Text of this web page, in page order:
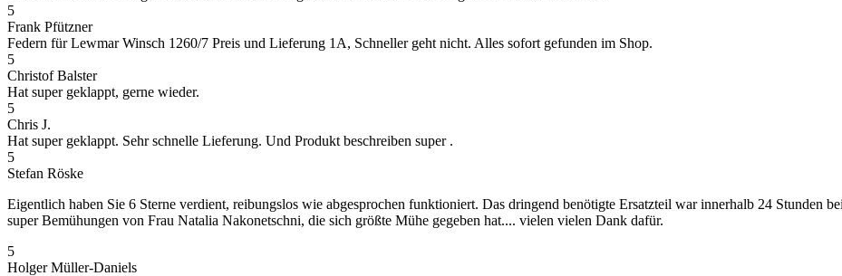
5
Frank Pfützner
Federn für Lewmar Winsch 1260/7 Preis und Lieferung 1A, Schneller geht nicht. Alles sofort gefunden im Shop.
5
Christof Balster
Hat super geklappt, gerne wieder.
5
Chris J.
Hat super geklappt. Sehr schnelle Lieferung. Und Produkt beschreiben super .
5
Stefan Röske
Eigentlich haben Sie 6 Sterne verdient, reibungslos wie abgesprochen funktioniert. Das dringend benötigte Ersatzteil war innerhalb 24 Stunden
super Bemühungen von Frau Natalia Nakonetschni, die sich größte Mühe gegeben hat.... vielen vielen Dank dafür.
5
Holger Müller-Daniels